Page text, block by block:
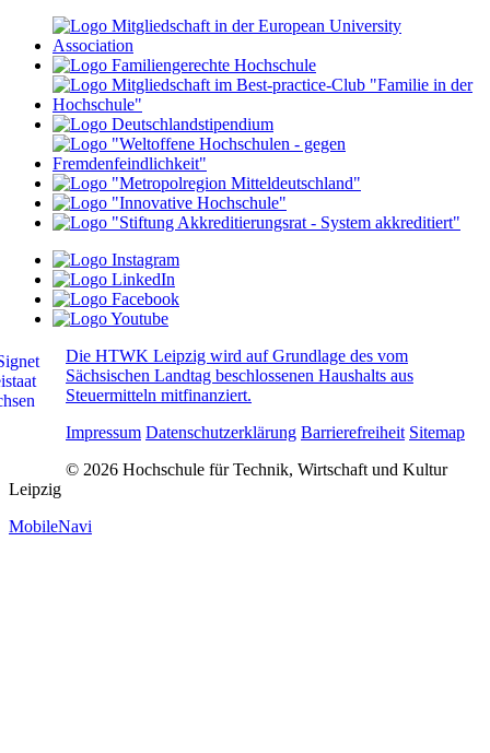
Die HTWK Leipzig wird auf Grundlage des vom
Sächsischen Landtag beschlossenen Haushalts aus
Steuermitteln mitfinanziert.
Impressum Datenschutzerklärung Barrierefreiheit Sitemap
© 2026 Hochschule für Technik, Wirtschaft und Kultur
Leipzig
MobileNavi